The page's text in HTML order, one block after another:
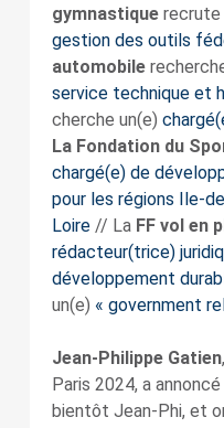
gymnastiquerecrute
gestion des outils
automobile
service technique et
cherche un(e)
La Fondation du
chargé(e) de
pour les régions Ile-
Loire// La FF vol en
rédacteur(trice)
développement
un(e) « government
Jean-Philippe Gatien
Paris 2024, a annoncé
bientôt Jean-Phi, et